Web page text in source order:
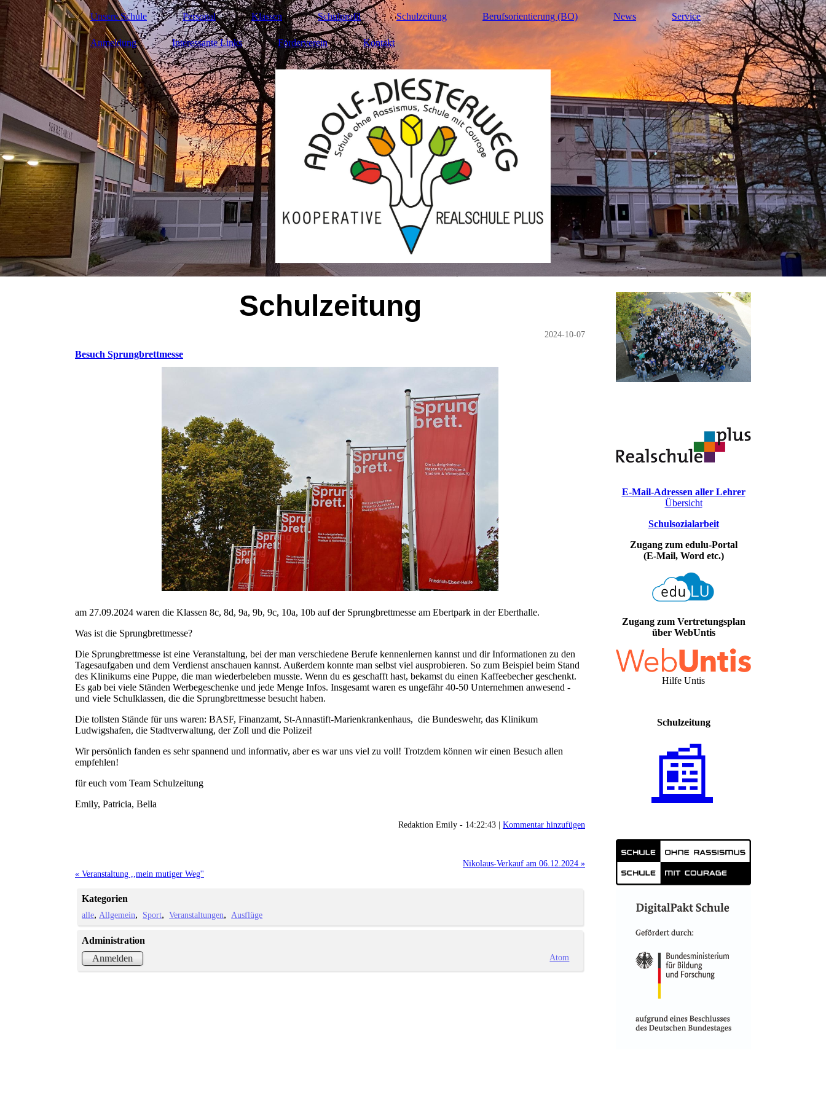
Unsere Schule Personal Klassen Schulprofil Schulzeitung Berufsorientierung (BO) News Service
Anmeldung Interessante Links Förderverein Kontakt
Schulzeitung
2024-10-07
Besuch Sprungbrettmesse
am 27.09.2024 waren die Klassen 8c, 8d, 9a, 9b, 9c, 10a, 10b auf der Sprungbrettmesse am Ebertpark in der Eberthalle.
Was ist die Sprungbrettmesse?
Die Sprungbrettmesse ist eine Veranstaltung, bei der man verschiedene Berufe kennenlernen kannst und dir Informationen zu den
Tagesaufgaben und dem Verdienst anschauen kannst. Außerdem konnte man selbst viel ausprobieren. So zum Beispiel beim Stand
des Klinikums eine Puppe, die man wiederbeleben musste. Wenn du es geschafft hast, bekamst du einen Kaffeebecher geschenkt.
Es gab bei viele Ständen Werbegeschenke und jede Menge Infos. Insgesamt waren es ungefähr 40-50 Unternehmen anwesend -
und viele Schulklassen, die die Sprungbrettmesse besucht haben.
Die tollsten Stände für uns waren: BASF, Finanzamt, St-Annastift-Marienkrankenhaus, die Bundeswehr, das Klinikum
Ludwigshafen, die Stadtverwaltung, der Zoll und die Polizei!
Wir persönlich fanden es sehr spannend und informativ, aber es war uns viel zu voll! Trotzdem können wir einen Besuch allen
empfehlen!
für euch vom Team Schulzeitung
Emily, Patricia, Bella
Redaktion Emily - 14:22:43 | Kommentar hinzufügen
Nikolaus-Verkauf am 06.12.2024 »
« Veranstaltung ,,mein mutiger Weg''
Kategorien
alle Allgemein Sport Veranstaltungen Ausflüge
Administration
Anmelden
Atom
E-Mail-Adressen aller Lehrer
Übersicht
Schulsozialarbeit
Zugang zum edulu-Portal
(E-Mail, Word etc.)
Zugang zum Vertretungsplan
über WebUntis
Hilfe Untis
Schulzeitung
📰